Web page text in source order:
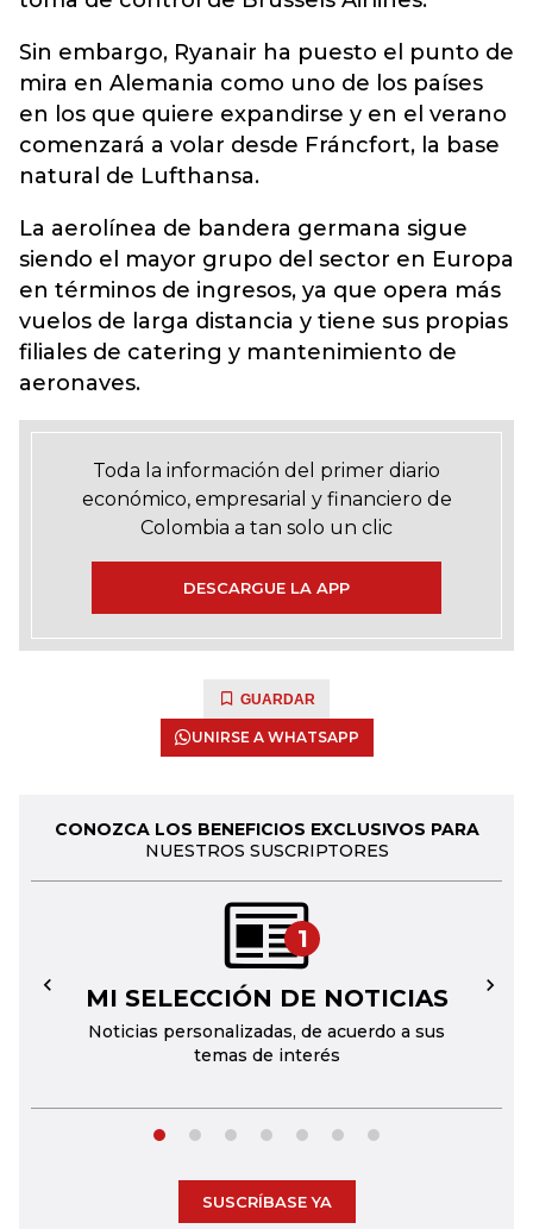
Sin embargo, Ryanair ha puesto el punto de
mira en Alemania como uno de los países
en los que quiere expandirse y en el verano
comenzará a volar desde Fráncfort, la base
natural de Lufthansa.
La aerolínea de bandera germana sigue
siendo el mayor grupo del sector en Europa
en términos de ingresos, ya que opera más
vuelos de larga distancia y tiene sus propias
filiales de catering y mantenimiento de
aeronaves.
Toda la información del primer diario
económico, empresarial y financiero de
Colombia a tan solo un clic
DESCARGUE LA APP
GUARDAR
UNIRSE A WHATSAPP
CONOZCA LOS BENEFICIOS EXCLUSIVOS PARA
NUESTROS SUSCRIPTORES
1
MI SELECCIÓN DE NOTICIAS
Noticias personalizadas, de acuerdo a sus
temas de interés
← →
SUSCRÍBASE YA